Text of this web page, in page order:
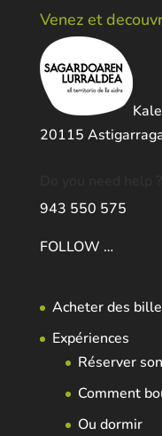
Venez et
20115
943 550 575
FOLLOW …
Acheter des
Expériences
Réserver
Comment
Ou dormir